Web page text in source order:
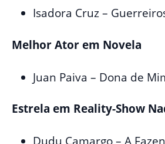
Isadora Cruz –
Melhor Ator em Novela
Juan Paiva – Dona de
Estrela em Reality-Show